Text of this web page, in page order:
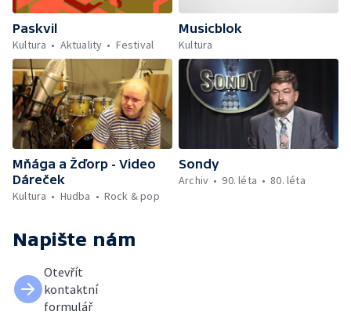
Paskvil
Kultura
Aktuality Festival
Musicblok
Kultura
Mňága a Žďorp - Video
Dáreček
Kultura
Hudba Rock & pop
Sondy
Archiv
90. léta 80. léta
Napište nám
Otevřít
kontaktní
formulář